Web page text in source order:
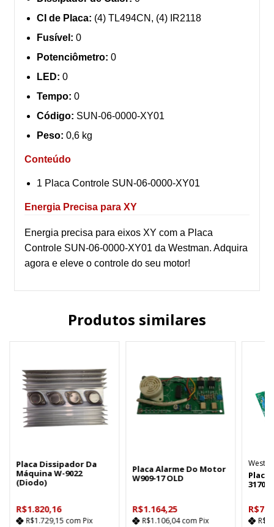
CI de Placa: (4) TL494CN, (4) IR2118
Fusível: 0
Potenciômetro: 0
LED: 0
Tempo: 0
Código: SUN-06-0000-XY01
Peso: 0,6 kg
Conteúdo
1 Placa Controle SUN-06-0000-XY01
Energia Precisa para XY
Energia precisa para eixos XY com a Placa
Controle SUN-06-0000-XY01 da Westman. Adquira
agora e eleve o controle do seu motor!
Produtos similares
Placa Dissipador Da
Máquina W-9022
(Diodo)
R$1.820,16
R$1.729,15 com Pix
Placa Alarme Do Motor
W909-17 OLD
R$1.164,25
R$1.106,04com Pix
Placa